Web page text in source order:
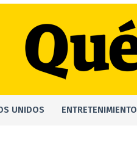
UNIDOS ENTRETENIMIENTO